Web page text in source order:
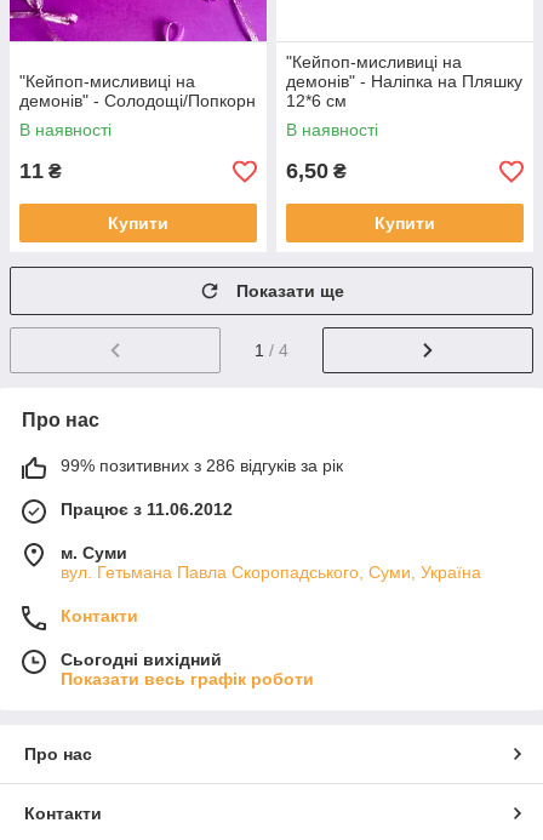
"Кейпоп-мисливиці на
демонів" - Солодощі/Попкорн
В наявності
11 ₴
Купити
"Кейпоп-мисливиці на
демонів" - Наліпка на Пляшку
12*6 см
В наявності
6,50 ₴
Купити
Показати ще
1 / 4
Про нас
99% позитивних з 286 відгуків за рік
Працює з 11.06.2012
м. Суми
вул. Гетьмана Павла Скоропадського, Суми, Україна
Контакти
Сьогодні вихідний
Показати весь графік роботи
Про нас
Контакти